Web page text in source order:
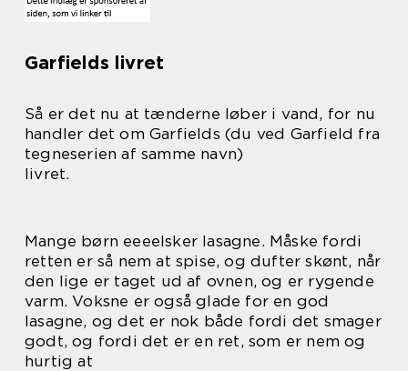
Garfields livret
Så er det nu at tænderne løber i vand, for nu
handler det om Garfields (du ved Garfield fra
tegneserien af samme navn)
livret.
Mange børn eeeelsker lasagne. Måske fordi
retten er så nem at spise, og dufter skønt, når
den lige er taget ud af ovnen, og er rygende
varm. Voksne er også glade for en god
lasagne, og det er nok både fordi det smager
godt, og fordi det er en ret, som er nem og
hurtig at